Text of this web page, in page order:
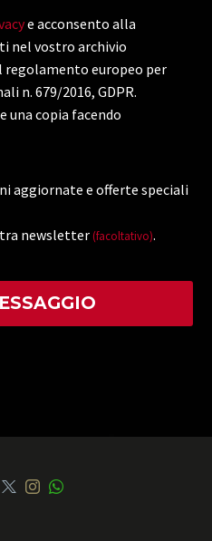
e acconsento alla
nel vostro archivio
europeo per
n. 679/2016, GDPR.
una copia facendo
aggiornate e offerte speciali
newsletter (facoltativo).